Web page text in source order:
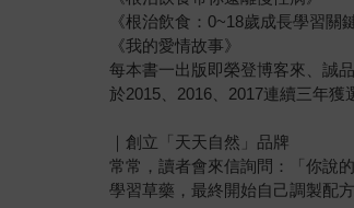
《根治飲食：0~18歲成長學習關
《我的愛情故事》
每本書一出版即榮登博客來、誠
於2015、2016、2017連續三年
｜創立「天天自然」品牌
常常，讀者會來信詢問：「你說
學習草藥，最終開始自己調製配